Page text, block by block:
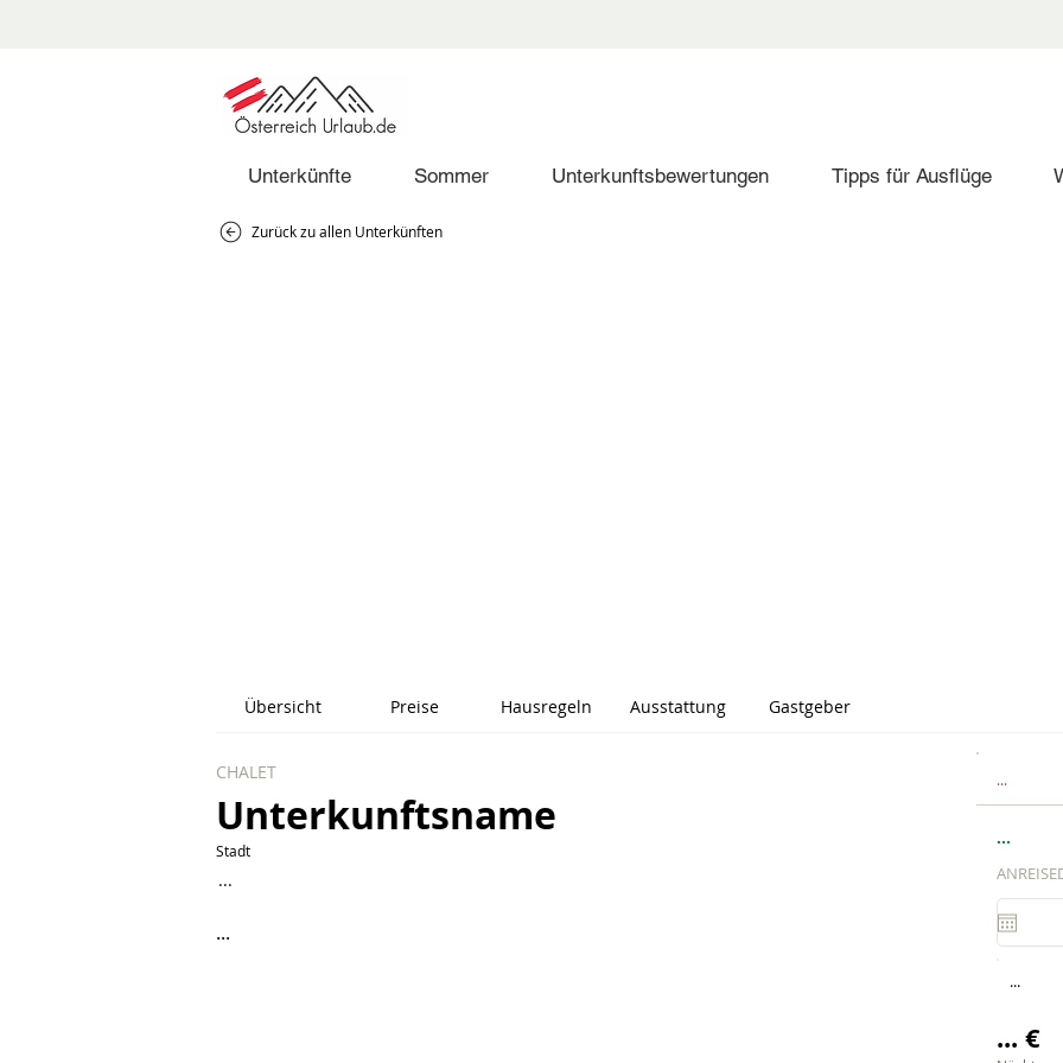
Unterkünfte Sommer Unterkunftsbewertungen Tipps für Ausflüge
Zurück zu allen Unterkünften
Übersicht Preise Hausregeln Ausstattung Gastgeber
CHALET
Unterkunftsname
Stadt
...
...
...
...
...
... €